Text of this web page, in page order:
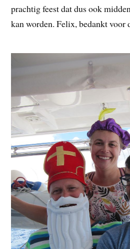
prachtig feest dat dus ook
kan worden. Felix, bedankt voor